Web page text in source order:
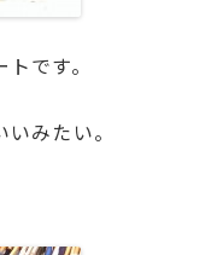
です。
みたい。